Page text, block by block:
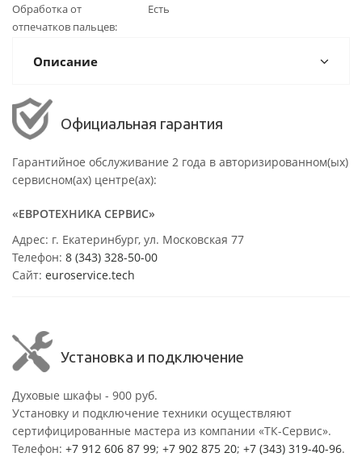
Обработка от
отпечатков пальцев
Есть
Описание
Официальная гарантия
Гарантийное обслуживание 2 года в авторизированном(ых)
сервисном(ах) центре(ах):
«ЕВРОТЕХНИКА СЕРВИС»
Адрес: г. Екатеринбург, ул. Московская 77
Телефон: 8 (343) 328-50-00
Сайт: euroservice.tech
Установка и подключение
Духовые шкафы - 900 руб.
Установку и подключение техники осуществляют
сертифицированные мастера из компании «ТК-Сервис».
Телефон: +7 912 606 87 99; +7 902 875 20; +7 (343) 319-40-96.